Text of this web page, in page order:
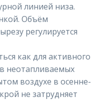
линией низа.
Объём
регулируется
как для активного
неотапливаемых
воздухе в осенне-
не затрудняет